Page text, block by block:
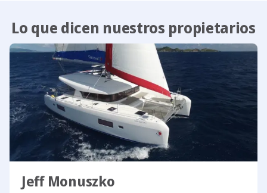
Lo que dicen nuestros propietarios
Jeff Monuszko